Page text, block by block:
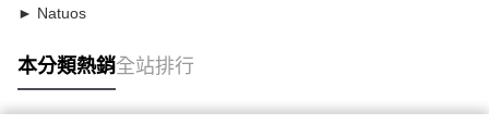
► Natuos
本分類熱銷全站排行